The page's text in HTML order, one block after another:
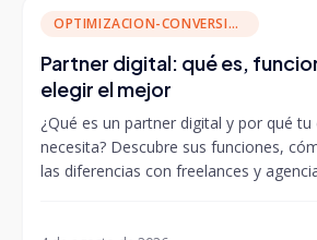
OPTIMIZACION-CONVERSION
Partner digital: qué es,
elegir el mejor
¿Qué es un partner digital y por qué tu
necesita? Descubre sus funciones,
las diferencias con freelances y